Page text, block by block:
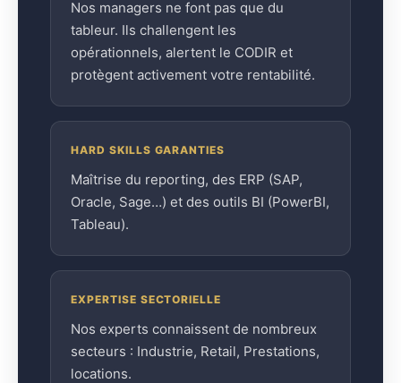
Nos managers ne font pas que du
tableur. Ils challengent les
opérationnels, alertent le CODIR et
protègent activement votre rentabilité.
HARD SKILLS GARANTIES
Maîtrise du reporting, des ERP (SAP,
Oracle, Sage…) et des outils BI (PowerBI,
Tableau).
EXPERTISE SECTORIELLE
Nos experts connaissent de nombreux
secteurs : Industrie, Retail, Prestations,
locations.